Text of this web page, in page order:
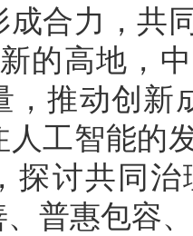
成合力，共
的高地，
，推动创新
人工智能的
探讨共同
普惠包容